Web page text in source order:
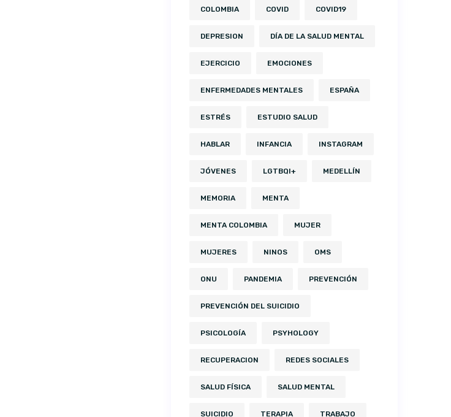
COLOMBIA COVID COVID19
DEPRESION DÍA DE LA SALUD MENTAL
EJERCICIO EMOCIONES
ENFERMEDADES MENTALES ESPAÑA
ESTRÉS ESTUDIO SALUD
HABLAR INFANCIA INSTAGRAM
JÓVENES LGTBQI+ MEDELLÍN
MEMORIA MENTA
MENTA COLOMBIA MUJER
MUJERES NINOS OMS
ONU PANDEMIA PREVENCIÓN
PREVENCIÓN DEL SUICIDIO
PSICOLOGÍA PSYHOLOGY
RECUPERACION REDES SOCIALES
SALUD FÍSICA SALUD MENTAL
SUICIDIO TERAPIA TRABAJO